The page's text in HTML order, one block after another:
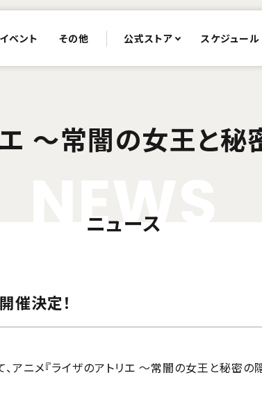
イベント その他 公式ストア スケジュール
〜常闇の女王と
EW
ニュース
催決定！
アニメ『ライザのアトリエ ～常闇の女王と秘密